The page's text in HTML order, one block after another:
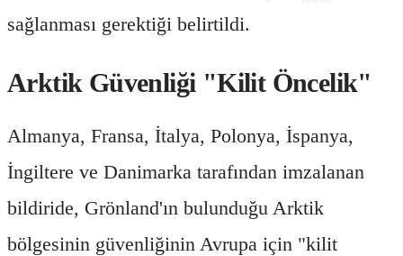
sağlanması gerektiği belirtildi.
Arktik Güvenliği "Kilit Öncelik"
Almanya, Fransa, İtalya, Polonya, İspanya,
İngiltere ve Danimarka tarafından imzalanan
bildiride, Grönland'ın bulunduğu Arktik
bölgesinin güvenliğinin Avrupa için "kilit